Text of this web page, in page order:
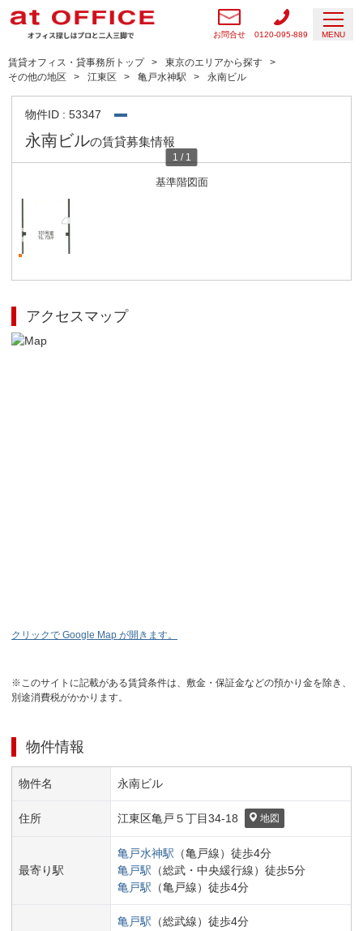
お問合せ 0120-095-889 MENU
賃貸オフィス・貸事務所トップ
東京のエリアから探す
その他の地区
江東区 亀戸水神駅 永南ビル
物件ID : 53347
永南ビルの賃貸募集情報
基準階図面
1 / 1
アクセスマップ
クリックで Google Map が開きます。
※このサイトに記載がある賃貸条件は、敷金・保証金などの預かり金を除き、
別途消費税がかかります。
物件情報
物件名 永南ビル
住所 江東区亀戸５丁目34-18 地図
最寄り駅
亀戸水神駅 （亀戸線） 徒歩4分
亀戸駅 （総武・中央緩行線） 徒歩5分
亀戸駅 （亀戸線） 徒歩4分
亀戸駅 （総武線） 徒歩4分